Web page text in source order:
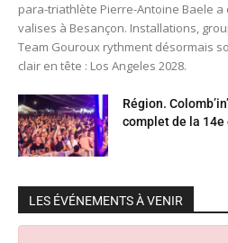
para-triathlète Pierre-Antoine Baele
valises à Besançon. Installations,
Team Gouroux rythment désormais
clair en tête : Los Angeles 2028.
Région.
complet de la 14e
LES ÉVÉNEMENTS À VENIR